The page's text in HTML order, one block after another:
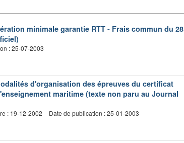
minimale garantie RTT - Frais commun du 28
: 25-07-2003
d'organisation des épreuves du certificat
maritime (texte non paru au Journal
: 19-12-2002 Date de publication : 25-01-2003